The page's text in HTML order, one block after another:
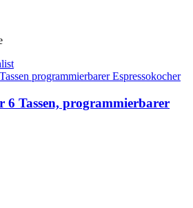
Tassen, programmierbarer